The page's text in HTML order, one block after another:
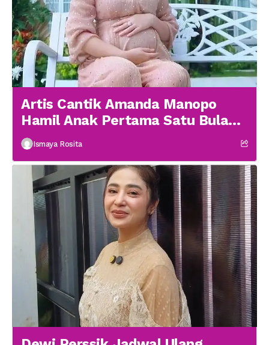
Artis Cantik Amanda Manopo
Hamil Anak Pertama Satu Bulan
menikah
Ismaya Rosita